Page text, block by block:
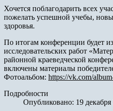
Хочется поблагодарить всех
пожелать успешной учебы,
здоровья.
По итогам конференции будет
исследовательских работ
районной краеведческой
включены материалы
Фотоальбом: https://vk.com/
Подробности
Опубликовано: 19 декабря